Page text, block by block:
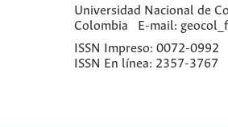
Universidad Nacional de
Colombia E-mail:
ISSN Impreso: 0072-0992
ISSN En línea: 2357-3767